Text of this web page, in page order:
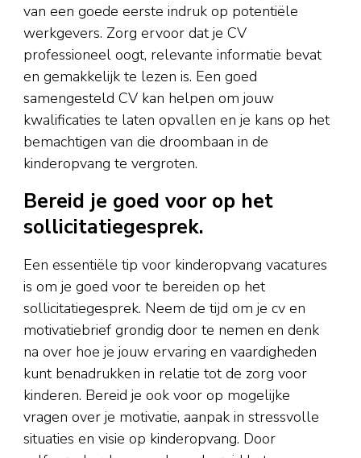
van een goede eerste indruk op potentiële
werkgevers. Zorg ervoor dat je CV
professioneel oogt, relevante informatie bevat
en gemakkelijk te lezen is. Een goed
samengesteld CV kan helpen om jouw
kwalificaties te laten opvallen en je kans op het
bemachtigen van die droombaan in de
kinderopvang te vergroten.
Bereid je goed voor op het
sollicitatiegesprek.
Een essentiële tip voor kinderopvang vacatures
is om je goed voor te bereiden op het
sollicitatiegesprek. Neem de tijd om je cv en
motivatiebrief grondig door te nemen en denk
na over hoe je jouw ervaring en vaardigheden
kunt benadrukken in relatie tot de zorg voor
kinderen. Bereid je ook voor op mogelijke
vragen over je motivatie, aanpak in stressvolle
situaties en visie op kinderopvang. Door